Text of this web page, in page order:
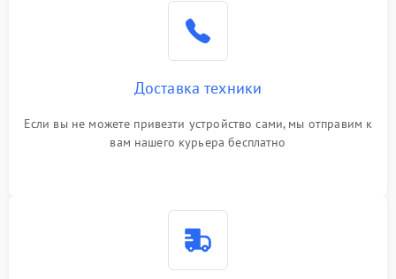
Доставка техники
Если вы не можете привезти устройство сами, мы отправим к
вам нашего курьера бесплатно